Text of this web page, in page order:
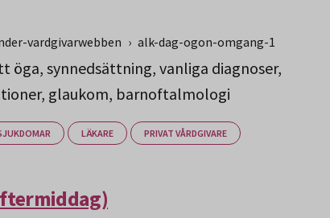
vardgivarwebben › alk-dag-ogon-omgang-1
synnedsättning, vanliga diagnoser,
glaukom, barnoftalmologi
LÄKARE PRIVAT VÅRDGIVARE